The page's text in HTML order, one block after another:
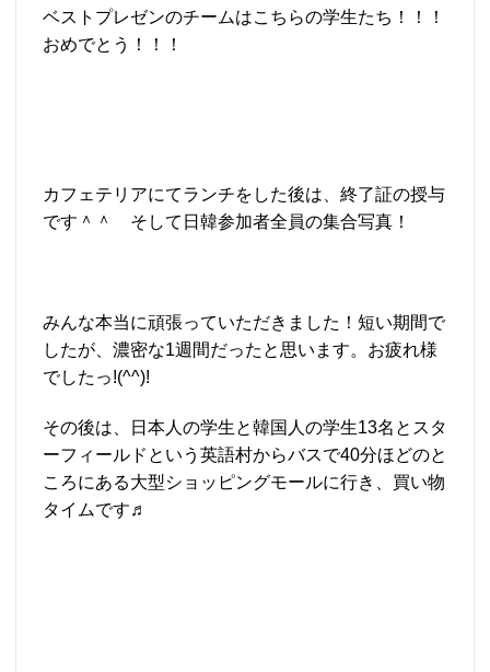
ベストプレゼンのチームはこちらの学生たち！！！
おめでとう！！！
カフェテリアにてランチをした後は、終了証の授与
です＾＾ そして日韓参加者全員の集合写真！
みんな本当に頑張っていただきました！短い期間で
したが、濃密な1週間だったと思います。お疲れ様
でしたっ!(^^)!
その後は、日本人の学生と韓国人の学生13名とスタ
ーフィールドという英語村からバスで40分ほどのと
ころにある大型ショッピングモールに行き、買い物
タイムです♬